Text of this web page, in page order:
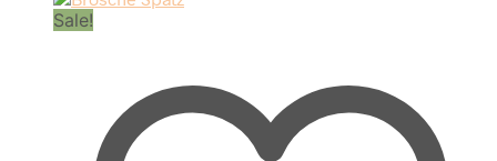
Sale!